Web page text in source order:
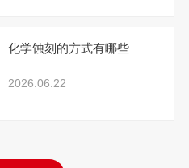
化学蚀刻的方式有哪些
2026.06.22